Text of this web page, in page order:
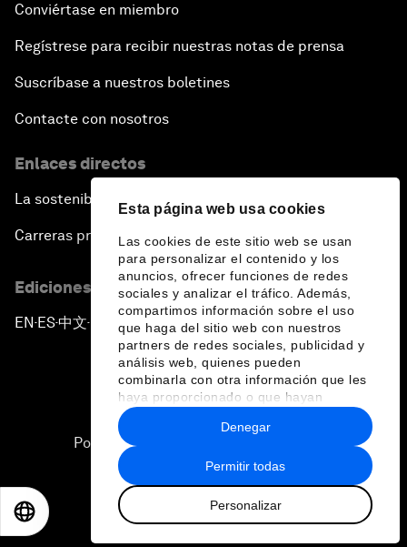
Esta página web usa cookies
Las cookies de este sitio web se usan
para personalizar el contenido y los
anuncios, ofrecer funciones de redes
sociales y analizar el tráfico. Además,
compartimos información sobre el uso
que haga del sitio web con nuestros
partners de redes sociales, publicidad y
análisis web, quienes pueden
combinarla con otra información que les
haya proporcionado o que hayan
recopilado a partir del uso que haya
hecho de sus servicios.
Permitir todas
Personalizar
Denegar
Conviértase en miembro
Regístrese para recibir nuestras notas de prensa
Suscríbase a nuestros boletines
Contacte con nosotros
Enlaces directos
La sostenibilidad en el Foro
Carreras profesionales
Ediciones en otros idiomas
EN ▪ ES▪中文▪ 日本語
Política de privacidad y normas de uso
2026 Foro Económico Mundial